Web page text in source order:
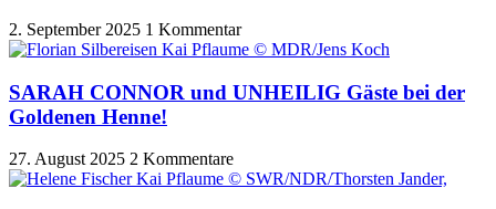
2. September 2025 1 Kommentar
SARAH CONNOR und UNHEILIG Gäste bei der
Goldenen Henne!
27. August 2025 2 Kommentare